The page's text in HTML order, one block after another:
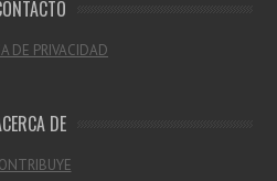
DE PRIVACIDAD
DE